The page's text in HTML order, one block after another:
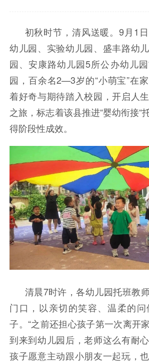
初秋时节，清风送暖。9月1
幼儿园、实验幼儿园、盛丰路幼
园、安康路幼儿园5所公办幼儿
园，百余名2—3岁的“小萌宝”在
着好奇与期待踏入校园，开启人
之旅，标志着该县推进“婴幼衔接“
得阶段性成效。
清晨7时许，各幼儿园托班教
门口，以亲切的笑容、温柔的
子。“之前还担心孩子第一次离开
到来到幼儿园后，老师这么有耐
孩子愿意主动跟小朋友一起玩，